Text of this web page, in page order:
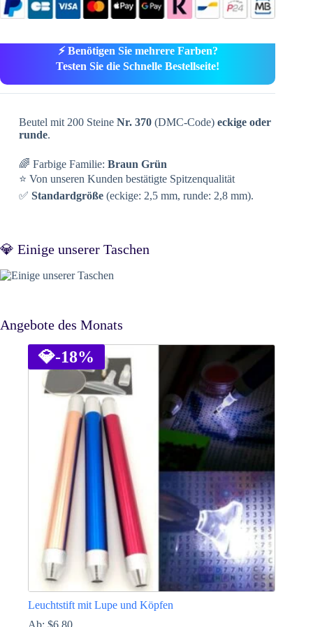
⚡ Benötigen Sie mehrere Farben?
Testen Sie die Schnelle Bestellseite!
Beutel mit 200 Steine Nr. 370(DMC-Code) eckige oder
runde.
🌈 Farbige Familie: Braun Grün
⭐ Von unseren Kunden bestätigte Spitzenqualität
✅ Standardgröße(eckige: 2,5 mm, runde: 2,8 mm).
💎 Einige unserer Taschen
Angebote des Monats
💎-18%
Leuchtstift mit Lupe und Köpfen